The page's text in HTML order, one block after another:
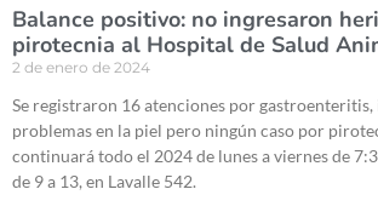
Balance positivo: no ingresaron
pirotecnia al Hospital de Salud
2 de enero de 2024
Se registraron 16 atenciones por
problemas en la piel pero ningún caso por
continuará todo el 2024 de lunes a viernes de
de 9 a 13, en Lavalle 542.